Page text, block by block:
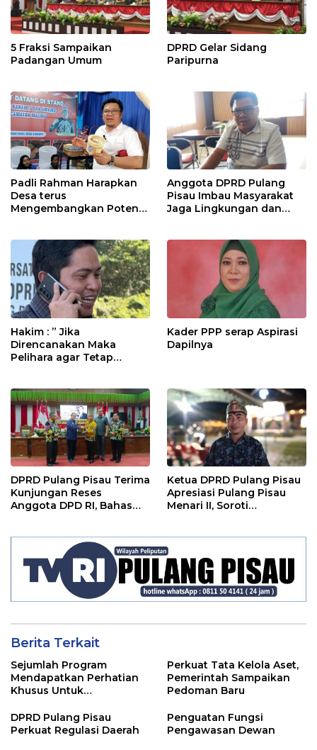
5 Fraksi Sampaikan
Padangan Umum
DPRD Gelar Sidang
Paripurna
Padli Rahman Harapkan
Desa terus
Mengembangkan Potensi
Anggota DPRD Pulang
Pisau Imbau Masyarakat
Jaga Lingkungan dan
Hakim : ” Jika
Direncanakan Maka
Pelihara agar Tetap
Kader PPP serap Aspirasi
Dapilnya
DPRD Pulang Pisau Terima
Kunjungan Reses
Anggota DPD RI, Bahas
Ketua DPRD Pulang Pisau
Apresiasi Pulang Pisau
Menari II, Soroti
Berita Terkait
Sejumlah Program
Mendapatkan Perhatian
Khusus Untuk
Perkuat Tata Kelola Aset,
Pemerintah Sampaikan
Pedoman Baru
DPRD Pulang Pisau
Perkuat Regulasi Daerah
Penguatan Fungsi
Pengawasan Dewan